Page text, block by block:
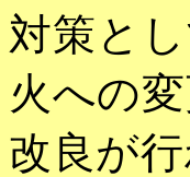
対策と
火への
改良が